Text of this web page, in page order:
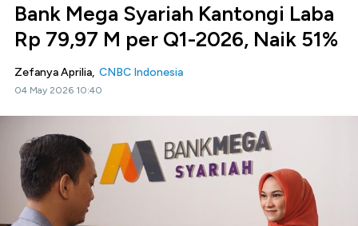
Bank Mega Syariah Kantongi Laba
Rp 79,97 M per Q1-2026, Naik 51%
Zefanya Aprilia, CNBC Indonesia
04 May 2026 10:40